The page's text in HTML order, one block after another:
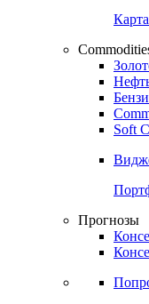
Soft
Прогнозы